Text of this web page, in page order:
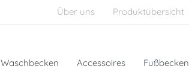
Über uns Produktübersicht
Waschbecken Accessoires Fußbecken